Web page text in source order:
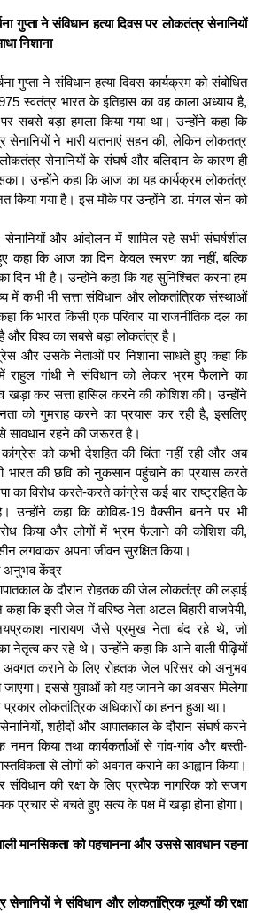
गुप्ता ने संविधान हत्या दिवस पर लोकतंत्र सेनानियों
निशाना
गुप्ता ने संविधान हत्या दिवस कार्यक्रम को संबोधित
स्वतंत्र भारत के इतिहास का वह काला अध्याय है,
सबसे बड़ा हमला किया गया था। उन्होंने कहा कि
ने भारी यातनाएं सहन की, लेकिन लोकतत्र
सेनानियों के संघर्ष और बलिदान के कारण ही
उन्होंने कहा कि आज का यह कार्यक्रम लोकतंत्र
किया गया है। इस मौके पर उन्होंने डा. मंगल सेन को
सेनानियों और आंदोलन में शामिल रहे सभी संघर्षशील
कहा कि आज का दिन केवल स्मरण का नहीं, बल्कि
दिन भी है। उन्होंने कहा कि यह सुनिश्चित करना हम
में कभी भी सत्ता संविधान और लोकतांत्रिक संस्थाओं
कि भारत किसी एक परिवार या राजनीतिक दल का
विश्व का सबसे बड़ा लोकतंत्र है।
और उसके नेताओं पर निशाना साधते हुए कहा कि
राहुल गांधी ने संविधान को लेकर भ्रम फैलाने का
खड़ा कर सत्ता हासिल करने की कोशिश की। उन्होंने
को गुमराह करने का प्रयास कर रही है, इसलिए
सावधान रहने की जरूरत है।
कांग्रेस को कभी देशहित की चिंता नहीं रही और अब
भारत की छवि को नुकसान पहुंचाने का प्रयास करते
का विरोध करते-करते कांग्रेस कई बार राष्ट्रहित के
उन्होंने कहा कि कोविड-19 वैक्सीन बनने पर भी
किया और लोगों में भ्रम फैलाने की कोशिश की,
लगवाकर अपना जीवन सुरक्षित किया।
अनुभव केंद्र
के दौरान रोहतक की जेल लोकतंत्र की लड़ाई
कि इसी जेल में वरिष्ठ नेता अटल बिहारी वाजपेयी,
नारायण जैसे प्रमुख नेता बंद रहे थे, जो
कर रहे थे। उन्होंने कहा कि आने वाली पीढ़ियों
अवगत कराने के लिए रोहतक जेल परिसर को अनुभव
इससे युवाओं को यह जानने का अवसर मिलेगा
लोकतांत्रिक अधिकारों का हनन हुआ था।
शहीदों और आपातकाल के दौरान संघर्ष करने
नमन किया तथा कार्यकर्ताओं से गांव-गांव और बस्ती-
से लोगों को अवगत कराने का आह्वान किया।
संविधान की रक्षा के लिए प्रत्येक नागरिक को सजग
प्रचार से बचते हुए सत्य के पक्ष में खड़ा होना होगा।
मानसिकता को पहचानना और उससे सावधान रहना
ने संविधान और लोकतांत्रिक मूल्यों की रक्षा